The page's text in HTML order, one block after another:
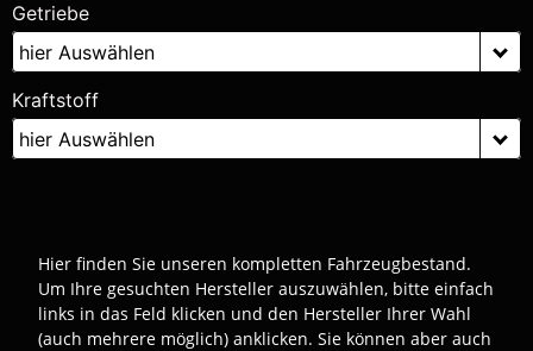
Getriebe
hier Auswählen
Kraftstoff
hier Auswählen
Hier finden Sie unseren kompletten Fahrzeugbestand.
Um Ihre gesuchten Hersteller auszuwählen, bitte einfach
links in das Feld klicken und den Hersteller Ihrer Wahl
(auch mehrere möglich) anklicken. Sie können aber auch